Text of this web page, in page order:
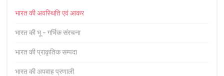
भारत की अवस्थिति एवं आकर
भारत की भू - गर्भिक संरचना
भारत की प्राकृतिक सम्पदा
भारत की अपवाह प्रणाली